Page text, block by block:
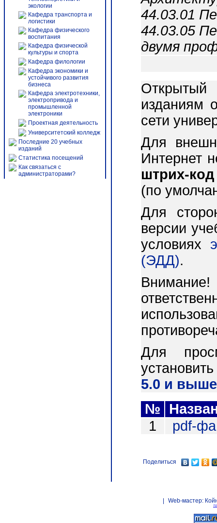
экологии
Кафедра транспорта и
логистики
Кафедра физического
воспитания
Кафедра физической
культуры и спорта
Кафедра филологии
Кафедра экономики и
устойчивого развития
бизнеса
Кафедра электротехники,
электропривода и
промышленной
электроники
Проектная деятельность
Университетский колледж
Последние 20 учебных
изданий
Статистика посещений
Как связаться с
администраторами?
44.03.01
44.03.05
двумя
Открытый
изданиям
сети
Для
Интернет
штрих-код
(по
Для
версии
условиях
(ЭДД).
Для
5.0 и
№
1
pdf-
Поделиться
Web-мастер: